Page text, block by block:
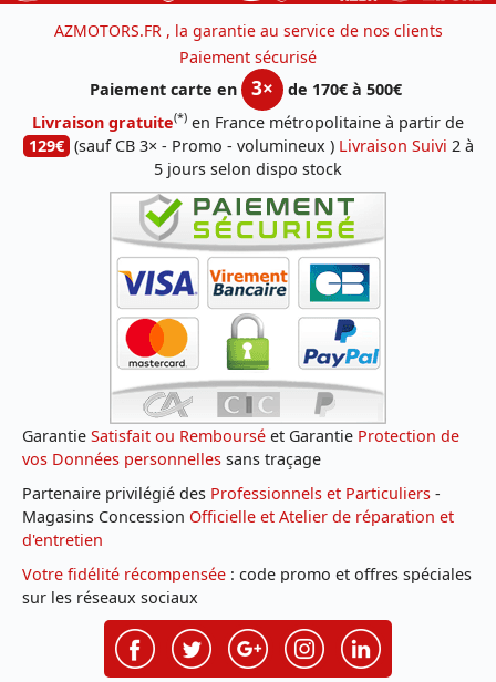
AZMOTORS.FR , la garantie au service de nos clients
Paiement sécurisé
Paiement carte en
3×
de 170€ à 500€
Livraison gratuite(*) en France métropolitaine à partir de
129€ (sauf CB 3× - Promo - volumineux ) Livraison Suivi 2 à
5 jours selon dispo stock
Garantie Satisfait ou Remboursé et Garantie Protection de
vos Données personnelles sans traçage
Partenaire privilégié des Professionnels et Particuliers -
Magasins Concession Officielle et Atelier de réparation et
d'entretien
Votre fidélité récompensée : code promo et offres spéciales
sur les réseaux sociaux